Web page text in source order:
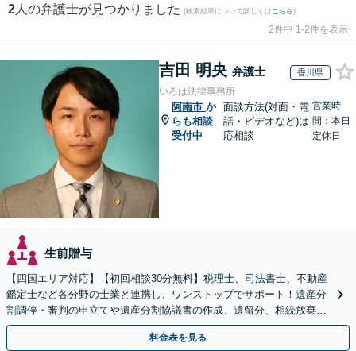
2 人の弁護士が見つかりました (検索結果について詳しくは こちら)
2件中 1-2件を表示
吉田 明央 弁護士 香川県
いろは法律事務所
阿南市 か
らも相談
受付中
面談方法(対面・電
話・ビデオなど)は
応相談
営業時
間：本日
定休日
生前贈与
【四国エリア対応】【初回相談30分無料】税理士、司法書士、不動産
鑑定士など各分野の士業と連携し、ワンストップでサポート！遺産分
割調停・審判の申立てや遺産分割協議書の作成、遺留分、相続放棄、
遺言書など幅広いご相談に対応【オンライン面談OK】
料金表を見る